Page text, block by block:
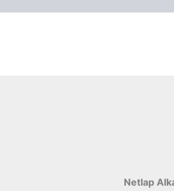
Netlap